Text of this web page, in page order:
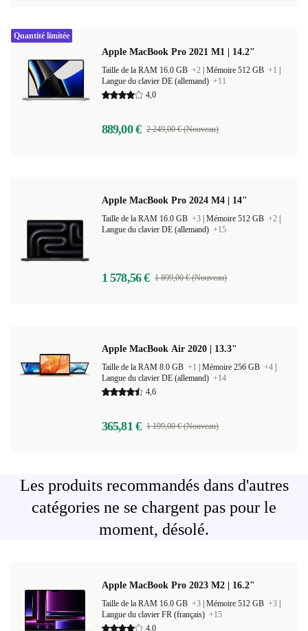
Apple MacBook Pro 2021 M1 | 14.2"
Taille de la RAM 16.0 GB +2 Mémoire 512 GB +1
Langue du clavier DE (allemand) +11
4,0
889,00 € 2 249,00 € (Nouveau)
Quantité limitée
Apple MacBook Pro 2024 M4 | 14"
Taille de la RAM 16.0 GB +3 Mémoire 512 GB +2
Langue du clavier DE (allemand) +15
1 578,56 € 1 899,00 € (Nouveau)
Apple MacBook Air 2020 | 13.3"
Taille de la RAM 8.0 GB +1 Mémoire 256 GB +4
Langue du clavier DE (allemand) +14
4,6
365,81 € 1 199,00 € (Nouveau)
Les produits recommandés dans d'autres
catégories ne se chargent pas pour le
moment, désolé.
Apple MacBook Pro 2023 M2 | 16.2"
Taille de la RAM 16.0 GB +3 Mémoire 512 GB +3
Langue du clavier FR (français) +15
4,0